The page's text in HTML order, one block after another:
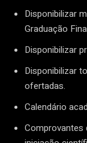
Disponibilizar
Graduação
Disponibilizar
Disponibilizar
ofertadas.
Calendário
Comprovantes